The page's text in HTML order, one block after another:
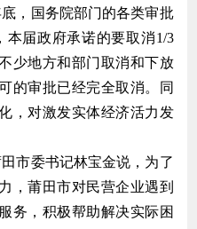
，国务院部门的各类审批
本届政府承诺的要取消1/3
少地方和部门取消和下放
的审批已经完全取消。同
，对激发实体经济活力发
市委书记林宝金说，为了
，莆田市对民营企业遇到
务，积极帮助解决实际困